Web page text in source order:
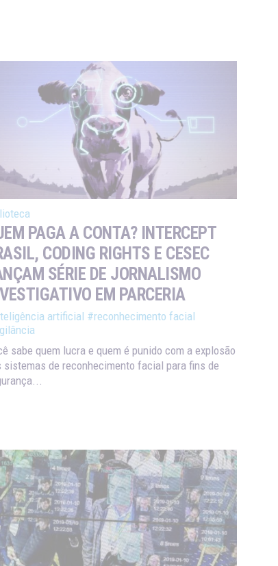
PAGA A CONTA? INTERCEPT
CODING RIGHTS E CESEC
SÉRIE DE JORNALISMO
EM PARCERIA
artificial #reconhecimento facial
sabe quem lucra e quem é punido com a explosão
sistemas de reconhecimento facial para fins de